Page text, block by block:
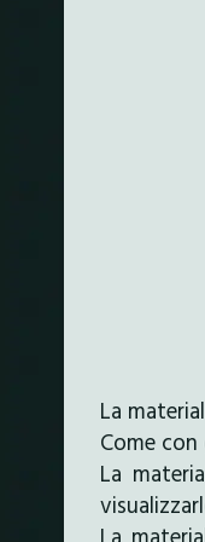
La
Come
La